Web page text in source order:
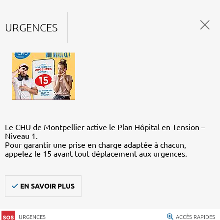
URGENCES
Le CHU de Montpellier active le Plan Hôpital en Tension –
Niveau 1.
Pour garantir une prise en charge adaptée à chacun,
appelez le 15 avant tout déplacement aux urgences.
EN SAVOIR PLUS
URGENCES ACCÈS RAPIDES